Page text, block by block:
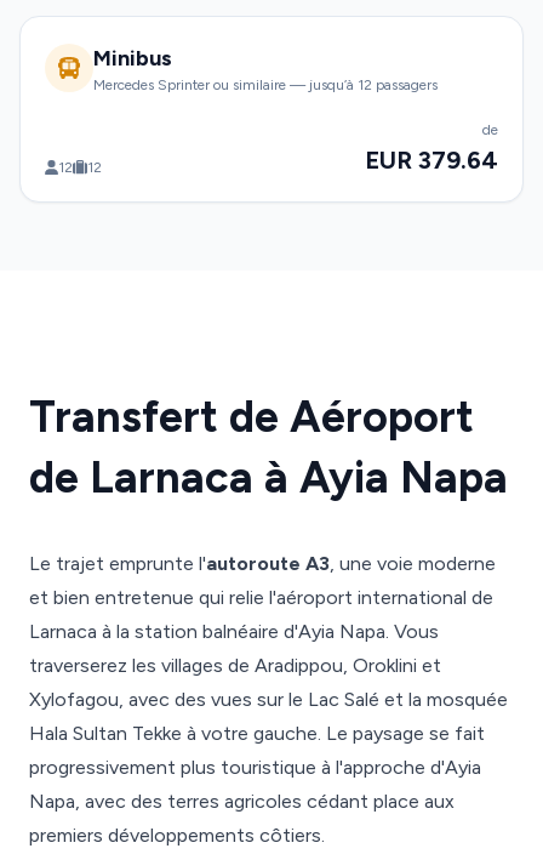
Minibus
Mercedes Sprinter ou similaire — jusqu’à 12 passagers
12 12
de
EUR 379.64
Transfert de Aéroport
de Larnaca à Ayia Napa
Le trajet emprunte l'autoroute A3, une voie moderne
et bien entretenue qui relie l'aéroport international de
Larnaca à la station balnéaire d'Ayia Napa. Vous
traverserez les villages de Aradippou, Oroklini et
Xylofagou, avec des vues sur le Lac Salé et la mosquée
Hala Sultan Tekke à votre gauche. Le paysage se fait
progressivement plus touristique à l'approche d'Ayia
Napa, avec des terres agricoles cédant place aux
premiers développements côtiers.